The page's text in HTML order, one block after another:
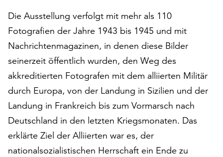
auf
„Alle
akzeptieren“,
um
alle
Cookies
zu
akzeptieren.
Sie
Ihr
Einverständnis
jederzeit
Die Ausstellung verfolgt mit mehr als 110
Fotografien der Jahre 1943 bis 1945 und mit
Nachrichtenmagazinen, in denen diese Bilder
seinerzeit öffentlich wurden, den Weg des
akkreditierten Fotografen mit dem alliierten Militär
durch Europa, von der Landung in Sizilien und der
Landung in Frankreich bis zum Vormarsch nach
Deutschland in den letzten Kriegsmonaten. Das
erklärte Ziel der Alliierten war es, der
nationalsozialistischen Herrschaft ein Ende zu